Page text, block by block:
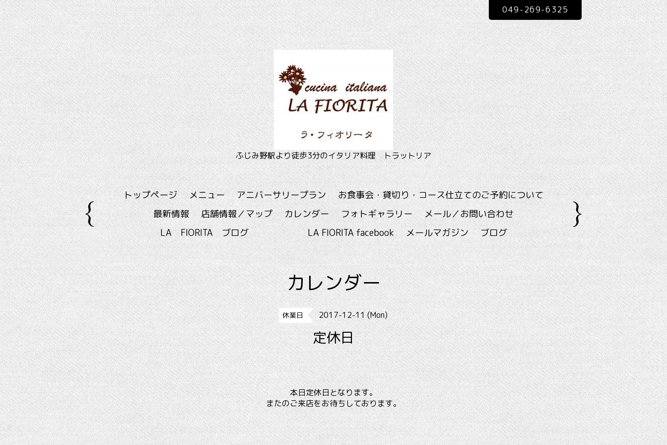
ふじみ野駅より徒歩3分のイタリア料理 トラットリア
049-269-6325
トップページ メニュー アニバーサリープラン
お食事会・貸切り・コース仕立てのご予約について
最新情報
店舗情報／マップ カレンダー フォトギャラリー
メール／お問い合わせ
LA FIORITA ブログ
LA FIORITA facebook メールマガジン ブログ
カレンダー
休業日 2017-12-11 (Mon)
定休日
本日定休日となります。
またのご来店をお待ちしております。